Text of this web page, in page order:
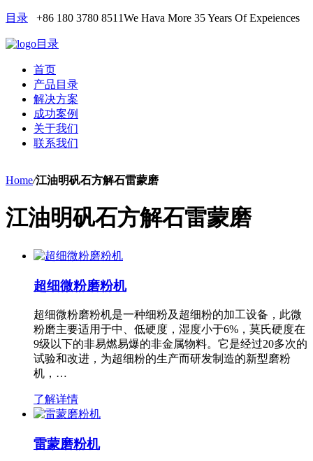
目录 +86 180 3780 8511We Hava More 35 Years Of Expeiences
目录
首页
产品目录
解决方案
成功案例
关于我们
联系我们
Home/江油明矾石方解石雷蒙磨
江油明矾石方解石雷蒙磨
超细微粉磨粉机
超细微粉磨粉机是一种细粉及超细粉的加工设备，此微
粉磨主要适用于中、低硬度，湿度小于6%，莫氏硬度在
9级以下的非易燃易爆的非金属物料。它是经过20多次的
试验和改进，为超细粉的生产而研发制造的新型磨粉
机，…
了解详情
雷蒙磨粉机